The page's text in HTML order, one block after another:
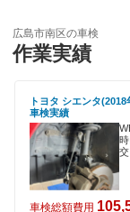
EV車OK
120分以内の車検
1日車検
夜間受付
整備保証
エネフリ車検
広島市南区の車検
作業実績
トヨタ シエンタ
車検実績
交
車検総額費用